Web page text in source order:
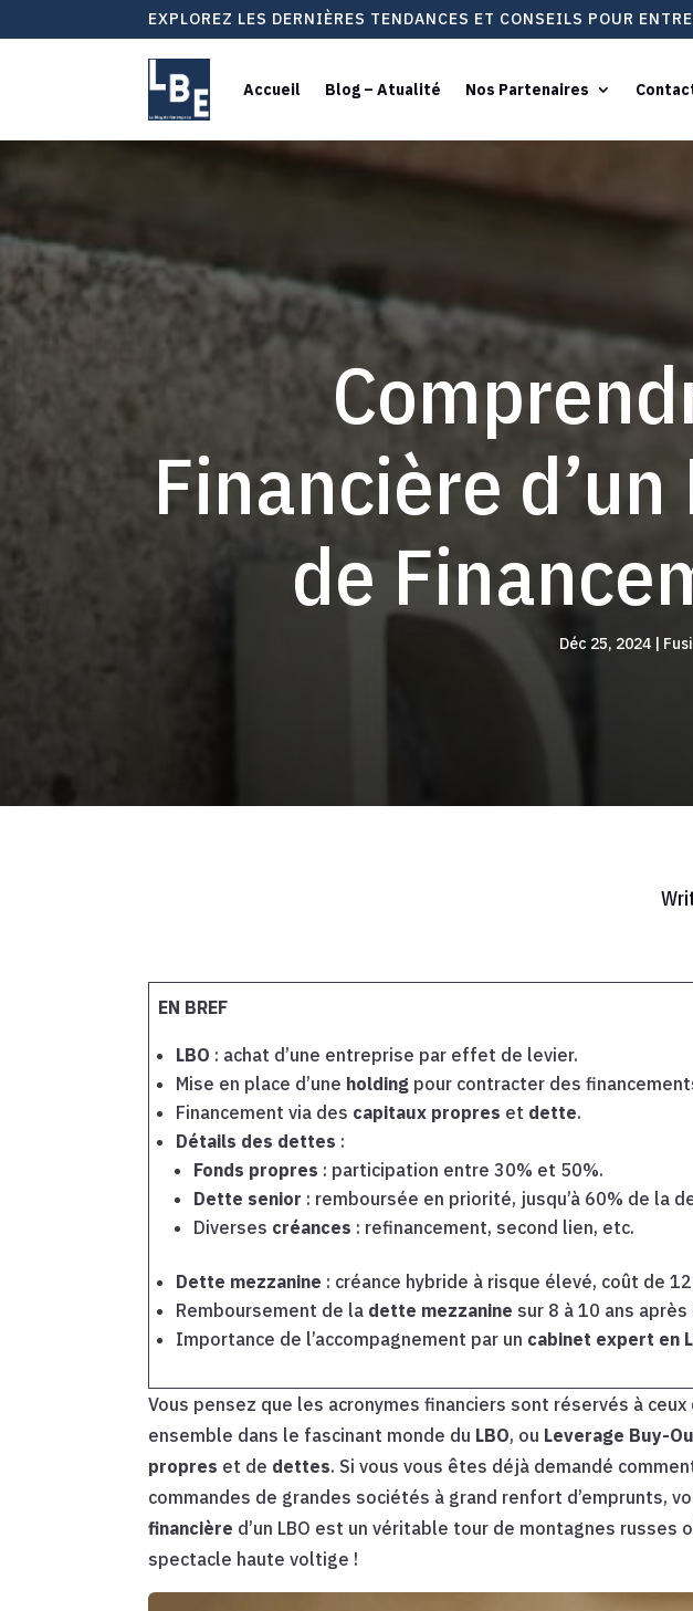
EXPLOREZ LES DERNIÈRES TENDANCES ET CONSEILS POUR
Accueil Blog – Atualité Nos Partenaires
Financière
de
Déc 25, 2024 |
EN BREF
LBO : achat d’une entreprise par effet de levier.
Mise en place d’une holding pour contracter des
Financement via des capitaux propres et dette.
Détails des dettes :
Fonds propres : participation entre 30% et 50%.
Dette senior : remboursée en priorité, jusqu’à 60% de la
Diverses créances : refinancement, second lien, etc.
Dette mezzanine : créance hybride à risque élevé, coût de
Remboursement de la dette mezzanine sur 8 à 10 ans
Importance de l’accompagnement par un cabinet expert en
Vous pensez que les acronymes financiers sont réservés à
ensemble dans le fascinant monde du LBO, ou Leverage Buy-
propres et de dettes. Si vous vous êtes déjà demandé
commandes de grandes sociétés à grand renfort d’emprunts,
financière d’un LBO est un véritable tour de montagnes
spectacle haute voltige !